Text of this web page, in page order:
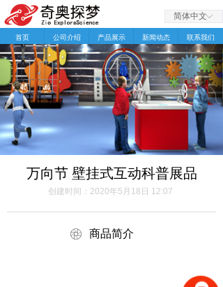
ꀅ
简体中文
首页 公司介绍 产品展示 新闻动态 联系我们
万向节 壁挂式互动科普展品
商品简介
创建时间： 2020年5月18日 12:07
ꁵ